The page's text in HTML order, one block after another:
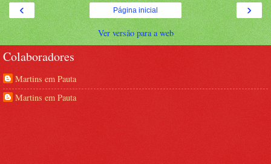
‹ ›
Página inicial
Ver versão para a web
Colaboradores
Martins em Pauta
Martins em Pauta